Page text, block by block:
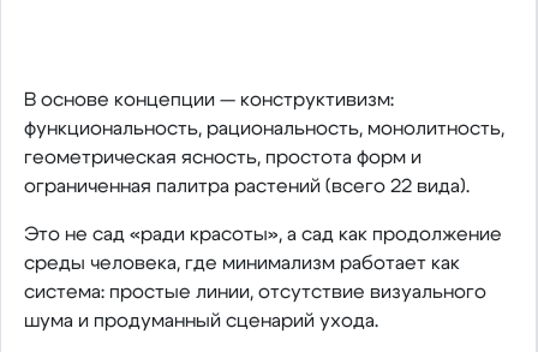
В основе концепции — конструктивизм:
функциональность, рациональность, монолитность,
геометрическая ясность, простота форм и
ограниченная палитра растений (всего 22 вида).
Это не сад «ради красоты», а сад как продолжение
среды человека, где минимализм работает как
система: простые линии, отсутствие визуального
шума и продуманный сценарий ухода.